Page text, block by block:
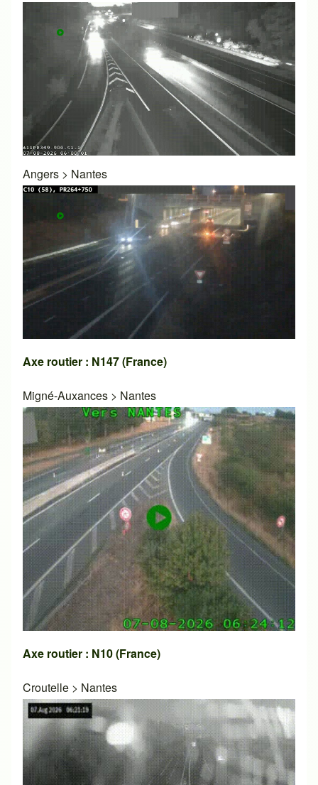
Angers > Nantes
Axe routier : N147 (France)
Migné-Auxances > Nantes
Axe routier : N10 (France)
Croutelle > Nantes